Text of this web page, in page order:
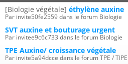
[Biologie végétale] éthylène auxine
Par invite50fe2559 dans le forum Biologie
SVT auxine et bouturage urgent
Par invitee9c6c733 dans le forum Biologie
TPE Auxine/ croissance végétale
Par invite5a94dcce dans le forum TPE /